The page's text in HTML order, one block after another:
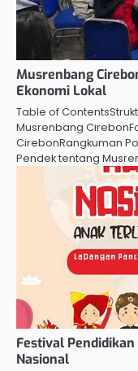
Musrenbang
Ekonomi Lokal
Table of
Musrenbang
CirebonRangkuman
Pendek tentang
Festival
Nasional